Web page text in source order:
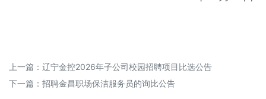
上一篇： 辽宁金控2026年子公司校园招聘项目比选公告
下一篇： 招聘金昌职场保洁服务员的询比公告